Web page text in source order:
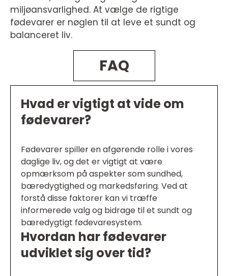
miljøansvarlighed. At vælge de rigtige
fødevarer er nøglen til at leve et sundt og
balanceret liv.
FAQ
Hvad er vigtigt at vide om
fødevarer?
Fødevarer spiller en afgørende rolle i vores
daglige liv, og det er vigtigt at være
opmærksom på aspekter som sundhed,
bæredygtighed og markedsføring. Ved at
forstå disse faktorer kan vi træffe
informerede valg og bidrage til et sundt og
bæredygtigt fødevaresystem.
Hvordan har fødevarer
udviklet sig over tid?